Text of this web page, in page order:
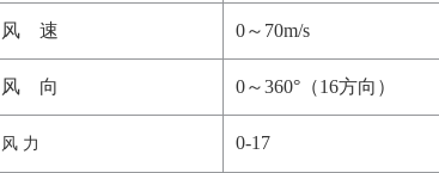
风 速 0～70m/s
风 向 0～360°（16方向）
风 力 0-17